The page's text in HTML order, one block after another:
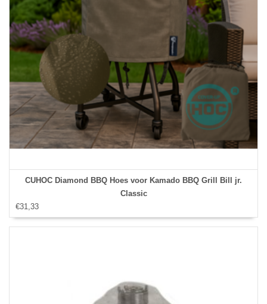
CUHOC Diamond BBQ Hoes voor Kamado BBQ Grill Bill jr.
Classic
€31,33